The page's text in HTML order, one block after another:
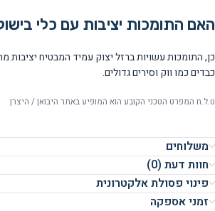
האם התומכות יציבות עם כלי
כן, התומכות עשויות ברזל יצוק עמיד המבטיח יציבות
כבדים כמו ווק וסירים גדולים.
ט.ל.ח המפרט הטכני הקובע הוא המופיע באתר היבואן / היצרן
משלוחים
חוות דעת (0)
פינוי פסולת אלקטרונית
זמני אספקה